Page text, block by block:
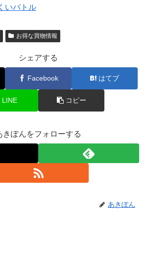
いバトル
お得な買物情報
シェアする
Facebook はてブ
LINE コピー
きぽんをフォローする
あきぽん